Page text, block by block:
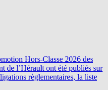
Hors-Classe 2026 des
de l’Hérault ont été publiés sur
règlementaires, la liste